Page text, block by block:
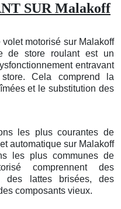
SUR Malakoff
motorisé sur Malakoff
de store roulant est un
entravant
Cela comprend la
et le substitution des
les plus courantes de
automatique sur Malakoff
les plus communes de
comprennent des
des lattes brisées, des
composants vieux.